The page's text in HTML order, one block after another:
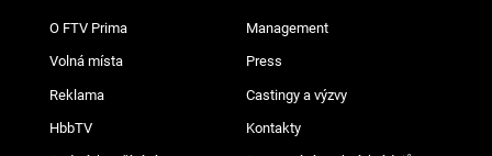
O FTV Prima Management
Volná místa Press
Reklama Castingy a výzvy
HbbTV Kontakty